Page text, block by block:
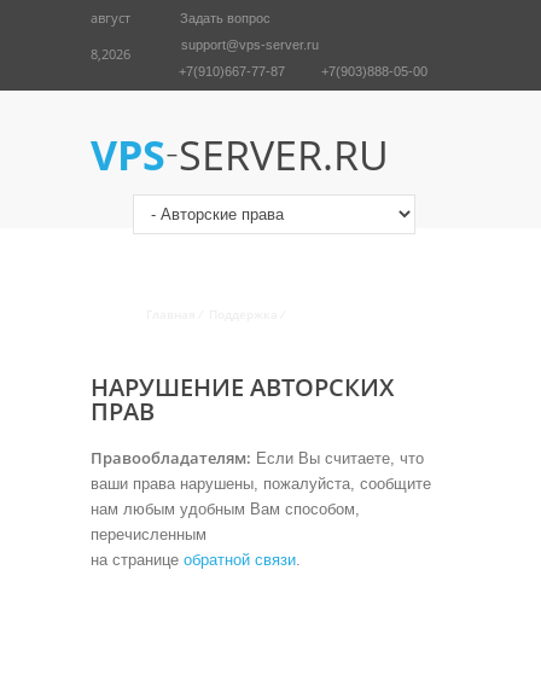
август
8,2026
Задать вопрос
support@vps-server.ru
+7(910)667-77-87
+7(903)888-05-00
VPS-SERVER.RU
НАРУШЕНИЕ АВТОРСКИХ
ПРАВ
Правообладателям: Если Вы считаете, что
ваши права нарушены, пожалуйста, сообщите
нам любым удобным Вам способом,
перечисленным
на странице обратной связи.